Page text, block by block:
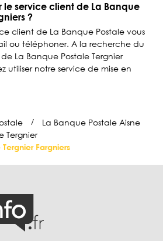
service client de La Banque
?
client de La Banque Postale vous
ou téléphoner. A la recherche du
La Banque Postale Tergnier
utiliser notre service de mise en
La Banque Postale Aisne
Tergnier
Fargniers